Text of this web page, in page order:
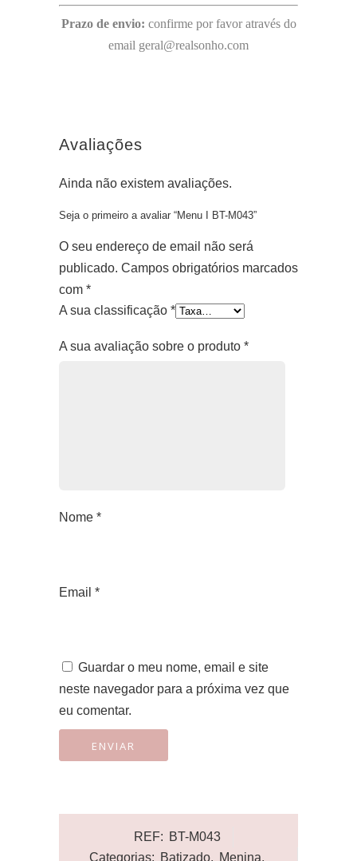
Prazo de envio: confirme por favor através do
email geral@realsonho.com
Avaliações
Ainda não existem avaliações.
Seja o primeiro a avaliar “Menu I BT-M043”
O seu endereço de email não será
publicado. Campos obrigatórios marcados
com *
A sua classificação *
A sua avaliação sobre o produto *
Nome *
Email *
Guardar o meu nome, email e site
neste navegador para a próxima vez que
eu comentar.
REF: BT-M043
Categorias: Batizado, Menina,